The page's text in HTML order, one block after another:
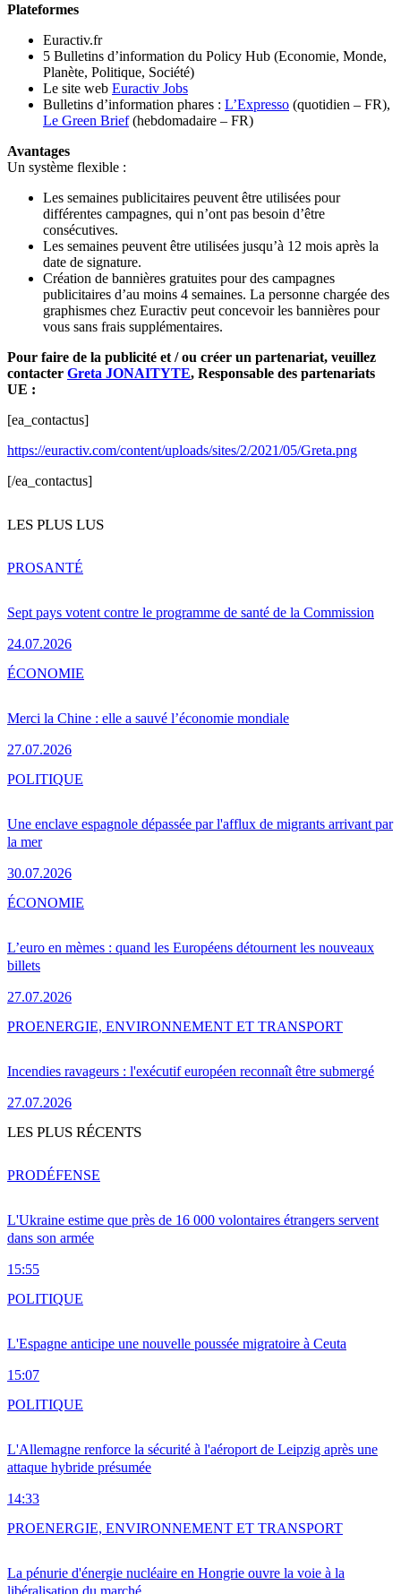
Plateformes
Euractiv.fr
5 Bulletins d’information du Policy Hub (Economie, Monde,
Planète, Politique, Société)
Le site web Euractiv Jobs
Bulletins d’information phares : L’Expresso (quotidien – FR),
Le Green Brief(hebdomadaire – FR)
Avantages
Un système flexible :
Les semaines publicitaires peuvent être utilisées pour
différentes campagnes, qui n’ont pas besoin d’être
consécutives.
Les semaines peuvent être utilisées jusqu’à 12 mois après la
date de signature.
Création de bannières gratuites pour des campagnes
publicitaires d’au moins 4 semaines. La personne chargée des
graphismes chez Euractiv peut concevoir les bannières pour
vous sans frais supplémentaires.
Pour faire de la publicité et / ou créer un partenariat, veuillez
contacter Greta JONAITYTE, Responsable des partenariats
UE :
[ea_contactus]
https://euractiv.com/content/uploads/sites/2/2021/05/Greta.png
[/ea_contactus]
LES PLUS LUS
Sept pays votent contre le programme de santé de la Commission
24.07.2026
PROSANTÉ
Merci la Chine : elle a sauvé l’économie mondiale
27.07.2026
ÉCONOMIE
Une enclave espagnole dépassée par l'afflux de migrants arrivant par
la mer
30.07.2026
POLITIQUE
L’euro en mèmes : quand les Européens détournent les nouveaux
billets
27.07.2026
ÉCONOMIE
Incendies ravageurs : l'exécutif européen reconnaît être submergé
27.07.2026
PROENERGIE, ENVIRONNEMENT ET TRANSPORT
LES PLUS RÉCENTS
L'Ukraine estime que près de 16 000 volontaires étrangers servent
dans son armée
15:55
PRODÉFENSE
L'Espagne anticipe une nouvelle poussée migratoire à Ceuta
15:07
POLITIQUE
L'Allemagne renforce la sécurité à l'aéroport de Leipzig après une
attaque hybride présumée
14:33
POLITIQUE
La pénurie d'énergie nucléaire en Hongrie ouvre la voie à la
libéralisation du marché
PROENERGIE, ENVIRONNEMENT ET TRANSPORT